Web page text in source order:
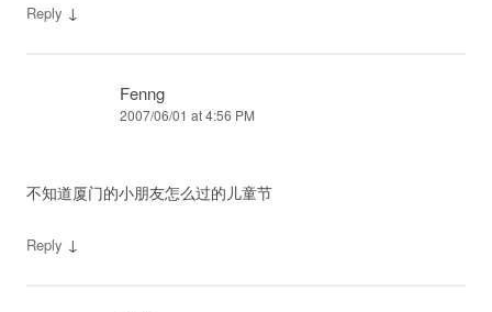
Reply ↓
Fenng
2007/06/01 at 4:56 PM
不知道厦门的小朋友怎么过的儿童节
Reply ↓